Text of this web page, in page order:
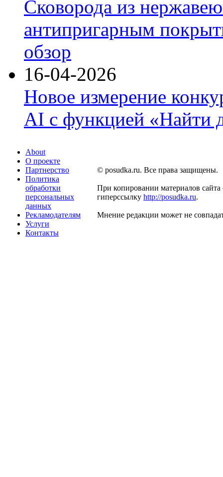
Сковорода из
антипригарным
обзор
16-04-2026
Новое измерение
AI с функцией «Найти
About
О проекте
Партнерство
Политика
обработки
персональных
данных
Рекламодателям
Услуги
Контакты
© posudka.ru. Все права защищены.
При копировании материалов сайта
гиперссылку http://posudka.ru.
Мнение редакции может не